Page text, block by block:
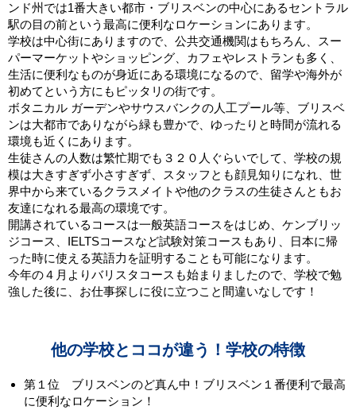
ンド州では1番大きい都市・ブリスベンの中心にあるセントラル
駅の目の前という最高に便利なロケーションにあります。
学校は中心街にありますので、公共交通機関はもちろん、スー
パーマーケットやショッピング、カフェやレストランも多く、
生活に便利なものが身近にある環境になるので、留学や海外が
初めてという方にもピッタリの街です。
ボタニカル ガーデンやサウスバンクの人工プール等、ブリスベ
ンは大都市でありながら緑も豊かで、ゆったりと時間が流れる
環境も近くにあります。
生徒さんの人数は繁忙期でも３２０人ぐらいでして、学校の規
模は大きすぎず小さすぎず、スタッフとも顔見知りになれ、世
界中から来ているクラスメイトや他のクラスの生徒さんともお
友達になれる最高の環境です。
開講されているコースは一般英語コースをはじめ、ケンブリッ
ジコース、IELTSコースなど試験対策コースもあり、日本に帰
った時に使える英語力を証明することも可能になります。
今年の４月よりバリスタコースも始まりましたので、学校で勉
強した後に、お仕事探しに役に立つこと間違いなしです！
他の学校とココが違う！学校の特徴
第１位 ブリスベンのど真ん中！ブリスベン１番便利で最高
に便利なロケーション！